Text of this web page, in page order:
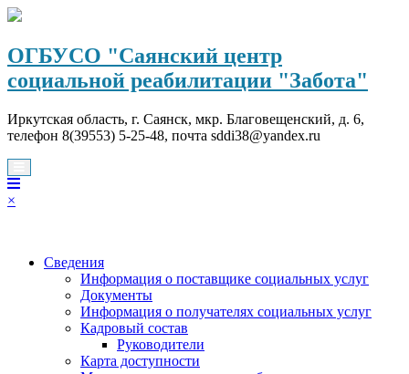
Перейти
содержимому
ОГБУСО "Саянский центр
социальной реабилитации "Забота"
Иркутская область, г. Саянск, мкр. Благовещенский, д. 6,
телефон 8(39553) 5-25-48, почта sddi38@yandex.ru
×
Сведения
Информация о поставщике социальных услуг
Документы
Информация о получателях социальных услуг
Кадровый состав
Руководители
Карта доступности